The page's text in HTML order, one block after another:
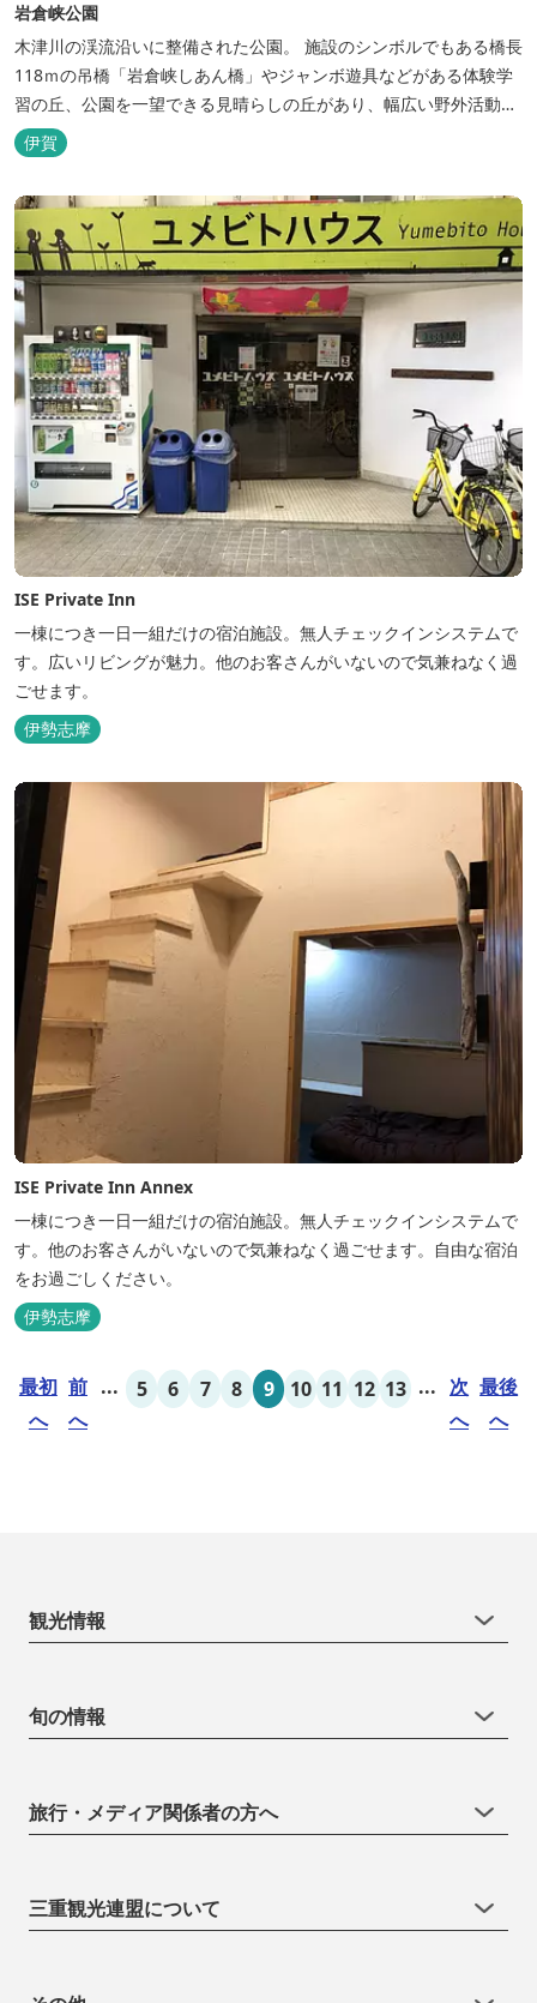
岩倉峡公園
木津川の渓流沿いに整備された公園。 施設のシンボルでもある橋長
118ｍの吊橋「岩倉峡しあん橋」やジャンボ遊具などがある体験学
習の丘、公園を一望できる見晴らしの丘があり、幅広い野外活動に
利用できるキャンプ場も併設されています。 川沿いには島ヶ原温泉
やぶっちゃに至る「川辺の道」があり、旧岩倉水力発電所跡の水路
遺構を見ることができたり、春は桜、秋は紅葉の名所として楽しめ
る憩いの場となっています。
伊賀
ISE Private Inn
一棟につき一日一組だけの宿泊施設。無人チェックインシステムで
す。広いリビングが魅力。他のお客さんがいないので気兼ねなく過
ごせます。
伊勢志摩
ISE Private Inn Annex
一棟につき一日一組だけの宿泊施設。無人チェックインシステムで
す。他のお客さんがいないので気兼ねなく過ごせます。自由な宿泊
をお過ごしください。
伊勢志摩
最初
へ
前
へ
... 5 6 7 8 9 10 11 12 13 ... 次
へ
最後
へ
観光情報
旬の情報
旅行・メディア関係者の方へ
三重観光連盟について